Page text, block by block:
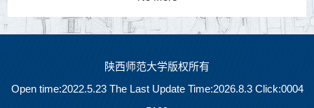
陕西师范大学版权所有
Open time:2022.5.23 The Last Update Time:2026.8.3 Click:0004